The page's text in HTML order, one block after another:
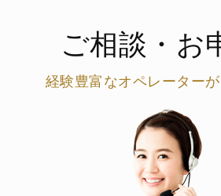
ご相談・お
経験豊富なオペレーター